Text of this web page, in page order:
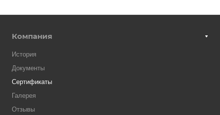
Компания
История
Документы
Сертификаты
Галерея
Отзывы